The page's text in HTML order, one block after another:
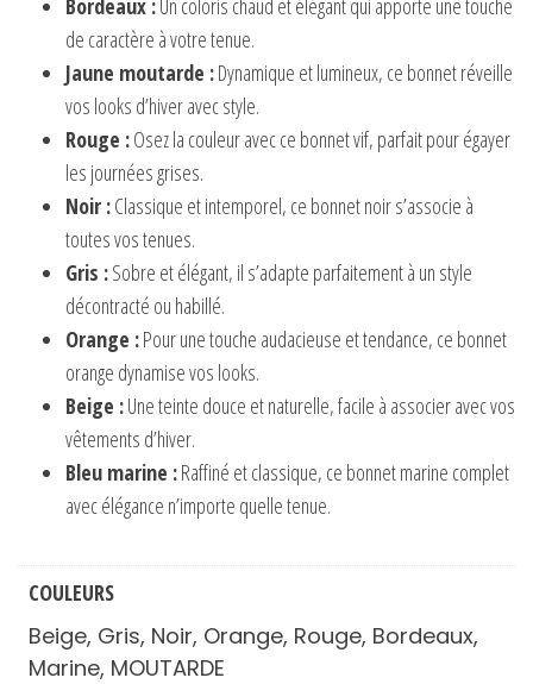
de caractère à votre tenue.
Jaune moutarde :Dynamique et lumineux, ce bonnet réveille
vos looks d’hiver avec style.
Rouge :Osez la couleur avec ce bonnet vif, parfait pour égayer
les journées grises.
Noir :Classique et intemporel, ce bonnet noir s’associe à
toutes vos tenues.
Gris :Sobre et élégant, il s’adapte parfaitement à un style
décontracté ou habillé.
Orange :Pour une touche audacieuse et tendance, ce bonnet
orange dynamise vos looks.
Beige :Une teinte douce et naturelle, facile à associer avec vos
vêtements d’hiver.
Bleu marine :Raffiné et classique, ce bonnet marine complet
avec élégance n’importe quelle tenue.
COULEURS
Beige, Gris, Noir, Orange, Rouge, Bordeaux,
Marine, MOUTARDE